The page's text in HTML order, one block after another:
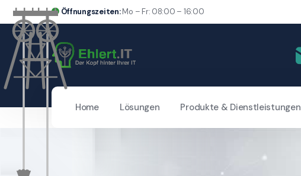
Öffnungszeiten:Mo – Fr: 08:00 – 16:00
Home Lösungen Produkte & Dienstleistungen